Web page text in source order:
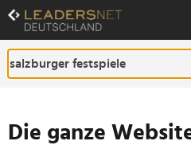
Zum
Inhalt
Zur
Fußzeilen-
Navigation
Die ganze